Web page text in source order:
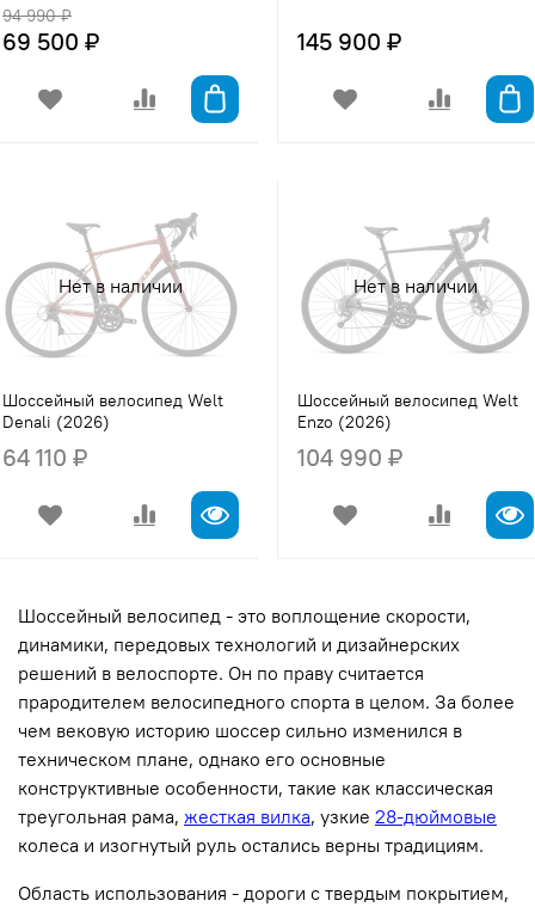
94 990 ₽
69 500 ₽ 145 900 ₽
Нет в наличии
Шоссейный велосипед Welt
Denali (2026)
64 110 ₽
Нет в наличии
Шоссейный велосипед Welt
Enzo (2026)
104 990 ₽
Шоссейный велосипед - это воплощение скорости,
динамики, передовых технологий и дизайнерских
решений в велоспорте. Он по праву считается
прародителем велосипедного спорта в целом. За более
чем вековую историю шоссер сильно изменился в
техническом плане, однако его основные
конструктивные особенности, такие как классическая
треугольная рама, жесткая вилка, узкие 28-дюймовые
колеса и изогнутый руль остались верны традициям.
Область использования - дороги с твердым покрытием,